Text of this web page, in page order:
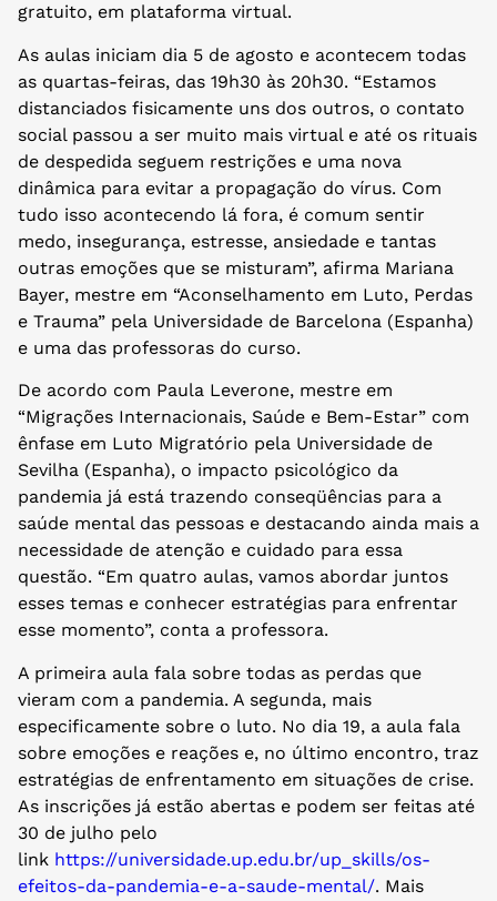
gratuito, em plataforma virtual.
As aulas iniciam dia 5 de agosto e acontecem todas
as quartas-feiras, das 19h30 às 20h30. “Estamos
distanciados fisicamente uns dos outros, o contato
social passou a ser muito mais virtual e até os rituais
de despedida seguem restrições e uma nova
dinâmica para evitar a propagação do vírus. Com
tudo isso acontecendo lá fora, é comum sentir
medo, insegurança, estresse, ansiedade e tantas
outras emoções que se misturam”, afirma Mariana
Bayer, mestre em “Aconselhamento em Luto, Perdas
e Trauma” pela Universidade de Barcelona (Espanha)
e uma das professoras do curso.
De acordo com Paula Leverone, mestre em
“Migrações Internacionais, Saúde e Bem-Estar” com
ênfase em Luto Migratório pela Universidade de
Sevilha (Espanha), o impacto psicológico da
pandemia já está trazendo conseqüências para a
saúde mental das pessoas e destacando ainda mais a
necessidade de atenção e cuidado para essa
questão. “Em quatro aulas, vamos abordar juntos
esses temas e conhecer estratégias para enfrentar
esse momento”, conta a professora.
A primeira aula fala sobre todas as perdas que
vieram com a pandemia. A segunda, mais
especificamente sobre o luto. No dia 19, a aula fala
sobre emoções e reações e, no último encontro, traz
estratégias de enfrentamento em situações de crise.
As inscrições já estão abertas e podem ser feitas até
30 de julho pelo
link https://universidade.up.edu.br/up_skills/os-
efeitos-da-pandemia-e-a-saude-mental/. Mais